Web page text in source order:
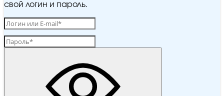
свой логин и пароль.